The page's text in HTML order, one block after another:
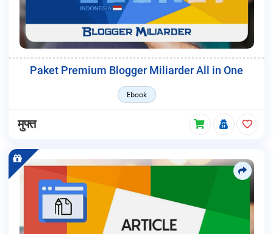
Paket Premium Blogger Miliarder All in One
Ebook
मुफ्त